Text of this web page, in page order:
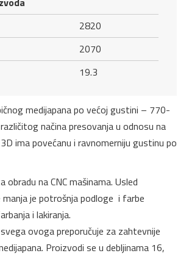
2820
2070
19.3
medijapana po većoj gustini – 770-
načina presovanja u odnosu na
ima povećanu i ravnomerniju gustinu po
obradu na CNC mašinama. Usled
je potrošnja podloge i farbe
i lakiranja.
ovoga preporučuje za zahtevnije
Proizvodi se u debljinama 16,